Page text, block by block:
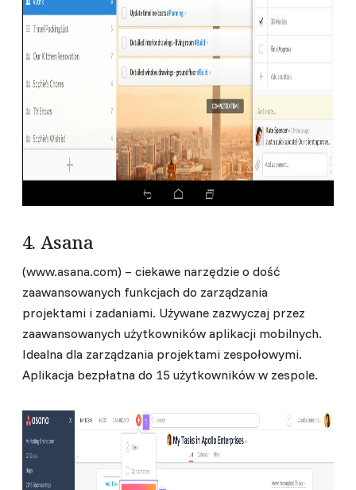
4. Asana
(www.asana.com) – ciekawe narzędzie o dość
zaawansowanych funkcjach do zarządzania
projektami i zadaniami. Używane zazwyczaj przez
zaawansowanych użytkowników aplikacji mobilnych.
Idealna dla zarządzania projektami zespołowymi.
Aplikacja bezpłatna do 15 użytkowników w zespole.